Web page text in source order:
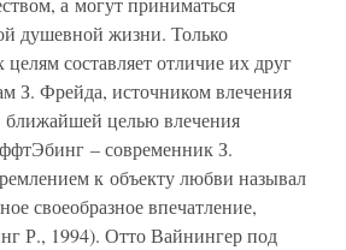
душевной жизни. Только
составляет отличие их друг
З. Фрейда, источником влечения
ближайшей целью влечения
– современник З.
к объекту любви называл
своеобразное впечатление,
Р., 1994). Отто Вайнингер под